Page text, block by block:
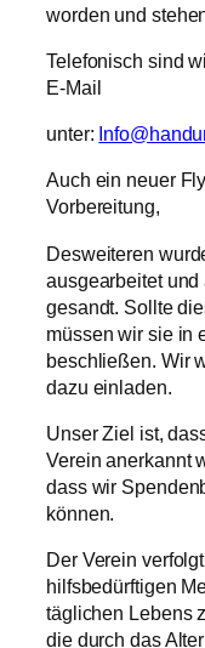
worden und
Telefonisch sind
E-Mail
unter:
Auch ein neuer
Vorbereitung,
Desweiteren
ausgearbeitet und
gesandt. Sollte
müssen wir sie in
beschließen. Wir
dazu einladen.
Unser Ziel ist,
Verein anerkannt
dass wir
können.
Der Verein
hilfsbedürftigen
täglichen Lebens
die durch das